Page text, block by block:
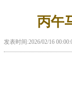
丙午
发表时间:2026/02/16